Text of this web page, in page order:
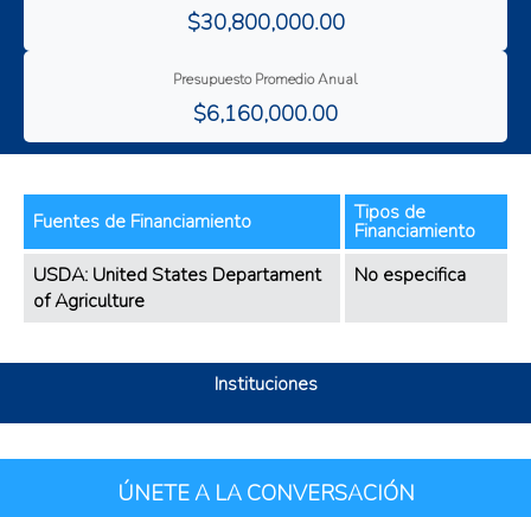
$30,800,000.00
Presupuesto Promedio Anual
$6,160,000.00
Fuentes de Financiamiento Tipos de
Financiamiento
USDA: United States Departament
of Agriculture
No especifica
Instituciones
ÚNETE A LA CONVERSACIÓN